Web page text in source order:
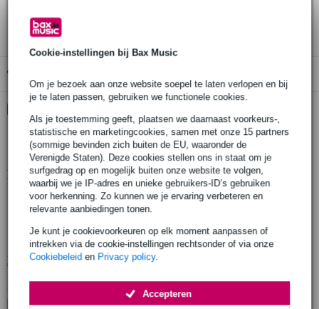
Cookie-instellingen bij Bax Music
Om je bezoek aan onze website soepel te laten verlopen en bij
je te laten passen, gebruiken we functionele cookies.
Als je toestemming geeft, plaatsen we daarnaast voorkeurs-,
statistische en marketingcookies, samen met onze 15 partners
(sommige bevinden zich buiten de EU, waaronder de
Verenigde Staten). Deze cookies stellen ons in staat om je
surfgedrag op en mogelijk buiten onze website te volgen,
waarbij we je IP-adres en unieke gebruikers-ID’s gebruiken
voor herkenning. Zo kunnen we je ervaring verbeteren en
relevante aanbiedingen tonen.
Je kunt je cookievoorkeuren op elk moment aanpassen of
intrekken via de cookie-instellingen rechtsonder of via onze
Cookiebeleid en Privacy policy.
Accepteren
3 jaar Bax Music garantie
voordelen
€ 13,95 eenmalig
Productinformatie
geproduceerd in Europa volgens strenge eisen
gefabriceerd door een fabrikant met meer dan 20 jaar ervaring
productie door gekwalificeerd personeel en geavanceerde lasrobots
Bekijk alle productspecificaties
Bekijk ook eens (4)